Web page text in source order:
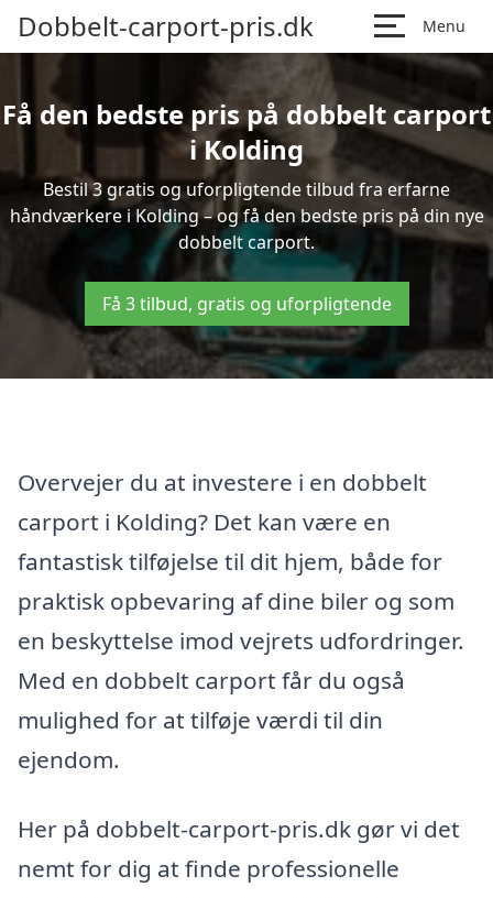
Dobbelt-carport-pris.dk Menu
Få den bedste pris på dobbelt carport
i Kolding
Bestil 3 gratis og uforpligtende tilbud fra erfarne
håndværkere i Kolding – og få den bedste pris på din nye
dobbelt carport.
Få 3 tilbud, gratis og uforpligtende
Overvejer du at investere i en dobbelt
carport i Kolding? Det kan være en
fantastisk tilføjelse til dit hjem, både for
praktisk opbevaring af dine biler og som
en beskyttelse imod vejrets udfordringer.
Med en dobbelt carport får du også
mulighed for at tilføje værdi til din
ejendom.
Her på dobbelt-carport-pris.dk gør vi det
nemt for dig at finde professionelle